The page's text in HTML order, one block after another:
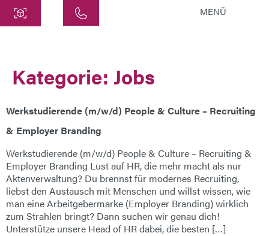
Siemensstraße 47
info@atek.de
+49 4101 7953-0
Chat öffnen
Name
MENÜ
Kategorie: Jobs
Werkstudierende (m/w/d) People & Culture – Recruiting
& Employer Branding
Werkstudierende (m/w/d) People & Culture – Recruiting &
Employer Branding Lust auf HR, die mehr macht als nur
Aktenverwaltung? Du brennst für modernes Recruiting,
liebst den Austausch mit Menschen und willst wissen, wie
man eine Arbeitgebermarke (Employer Branding) wirklich
zum Strahlen bringt? Dann suchen wir genau dich!
Unterstütze unsere Head of HR dabei, die besten […]